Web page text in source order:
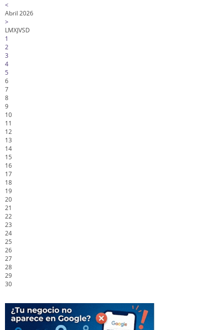
<
Abril 2026
>
LMXJVSD
1
2
3
4
5
6
7
8
9
10
11
12
13
14
15
16
17
18
19
20
21
22
23
24
25
26
27
28
29
30